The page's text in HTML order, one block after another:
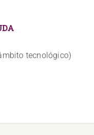
tecnológico)